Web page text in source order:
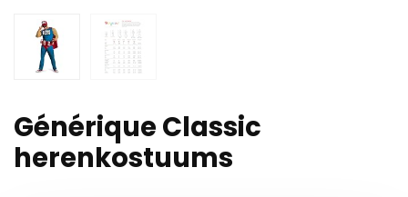
Générique Classic
herenkostuums